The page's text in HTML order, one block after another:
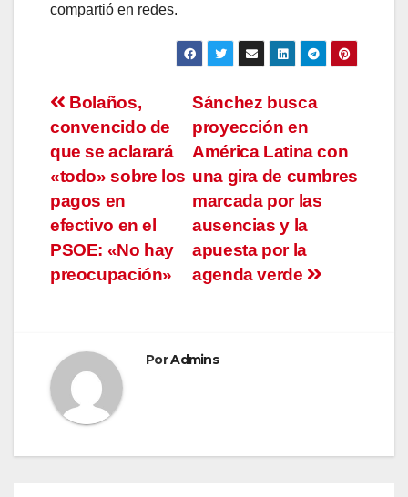
compartió en redes.
Navegación
de
entradas
Sánchez busca
proyección en
América Latina con
una gira de cumbres
marcada por las
ausencias y la
apuesta por la
agenda verde
Bolaños,
convencido de
que se aclarará
«todo» sobre los
pagos en
efectivo en el
PSOE: «No hay
preocupación»
PorAdmins